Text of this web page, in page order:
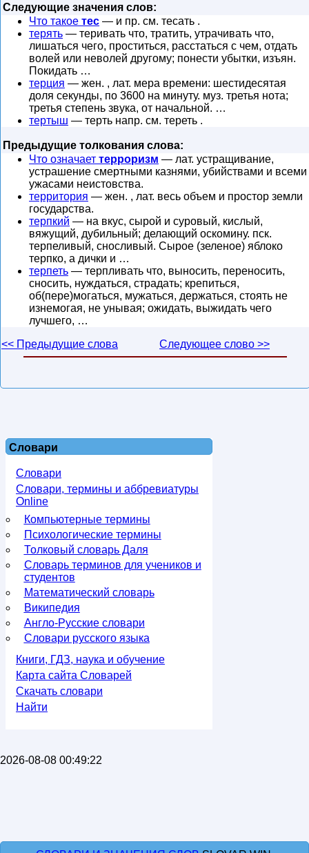
Следующие значения слов:
Что такое тес — и пр. см. тесать .
терять — теривать что, тратить, утрачивать что,
лишаться чего, проститься, расстаться с чем, отдать
волей или неволей другому; понести убытки, изъян.
Покидать …
терция — жен. , лат. мера времени: шестидесятая
доля секунды, по 3600 на минуту. муз. третья нота;
третья степень звука, от начальной. …
тертыш — терть напр. см. тереть .
Предыдущие толкования слова:
Что означает терроризм — лат. устращивание,
устрашение смертными казнями, убийствами и всеми
ужасами неистовства.
территория — жен. , лат. весь объем и простор земли
государства.
терпкий — на вкус, сырой и суровый, кислый,
вяжущий, дубильный; делающий оскомину. пск.
терпеливый, сносливый. Сырое (зеленое) яблоко
терпко, а дички и …
терпеть — терпливать что, выносить, переносить,
сносить, нуждаться, страдать; крепиться,
об(пере)могаться, мужаться, держаться, стоять не
изнемогая, не унывая; ожидать, выжидать чего
лучшего, …
<< Предыдущие слова
Следующее слово >>
Словари
Словари
Словари, термины и аббревиатуры
Online
Компьютерные термины
Психологические термины
Толковый словарь Даля
Словарь терминов для учеников и
студентов
Математический словарь
Википедия
Англо-Русские словари
Словари русского языка
Книги, ГДЗ, наука и обучение
Карта сайта Словарей
Скачать словари
Найти
2026-08-08 00:49:22